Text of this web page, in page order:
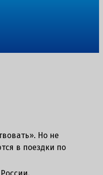
Но не
в поездки по